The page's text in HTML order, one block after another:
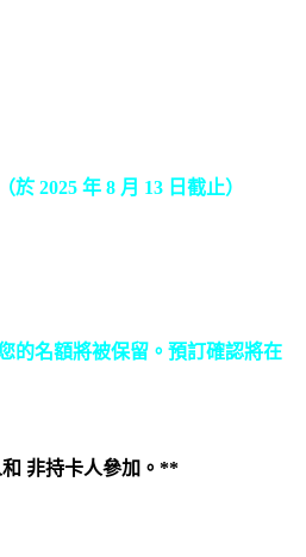
（於 2025 年 8 月 13 日截止）
的名額將被保留。預訂確認將在
非持卡人參加。**